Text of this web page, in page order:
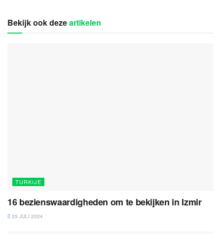
Bekijk ook dezeartikelen
TURKIJE
16 bezienswaardigheden om te bekijken in Izmir
25 JULI 2024